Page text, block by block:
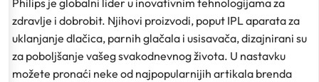
Philips je globalni lider u inovativnim tehnologijama za
zdravlje i dobrobit. Njihovi proizvodi, poput IPL aparata za
uklanjanje dlačica, parnih glačala i usisavača, dizajnirani su
za poboljšanje vašeg svakodnevnog života. U nastavku
možete pronaći neke od najpopularnijih artikala brenda